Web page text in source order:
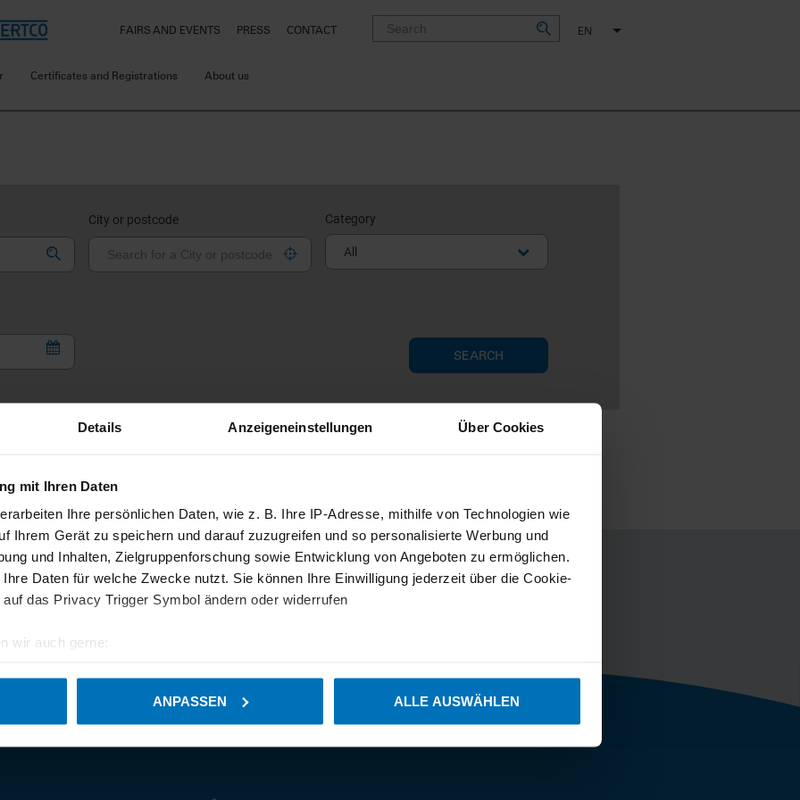
Details Anzeigeneinstellungen Über Cookies
mit Ihren Daten
Ihre persönlichen Daten, wie z. B. Ihre IP-Adresse, mithilfe von Technologien wie
Ihrem Gerät zu speichern und darauf zuzugreifen und so personalisierte Werbung und
und Inhalten, Zielgruppenforschung sowie Entwicklung von Angeboten zu ermöglichen.
Daten für welche Zwecke nutzt. Sie können Ihre Einwilligung jederzeit über die Cookie-
das Privacy Trigger Symbol ändern oder widerrufen
wir auch gerne:
Ihre persönlichen Daten verarbeitet werden, und legen Sie Ihre Präferenzen im
ANPASSEN ALLE AUSWÄHLEN
FAIRS AND EVENTS PRESS CONTACT EN
Certificates and Registrations About us
City or postcode Category
All
SEARCH